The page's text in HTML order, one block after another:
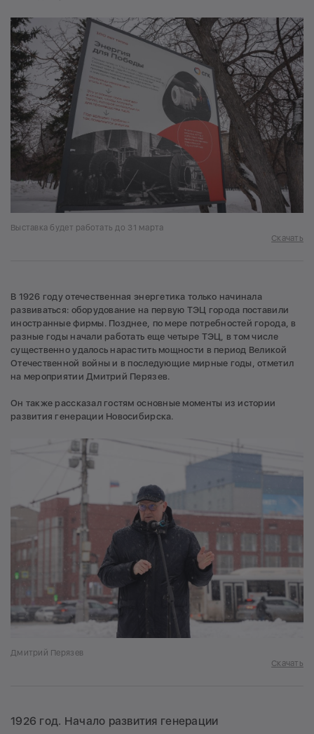
Выставка будет работать до 31 марта
Скачать
В 1926 году отечественная энергетика только начинала
развиваться: оборудование на первую ТЭЦ города поставили
иностранные фирмы. Позднее, по мере потребностей города, в
разные годы начали работать еще четыре ТЭЦ, в том числе
существенно удалось нарастить мощности в период Великой
Отечественной войны и в последующие мирные годы, отметил
на мероприятии Дмитрий Перязев.
Он также рассказал гостям основные моменты из истории
развития генерации Новосибирска.
Дмитрий Перязев
Скачать
1926 год. Начало развития генерации